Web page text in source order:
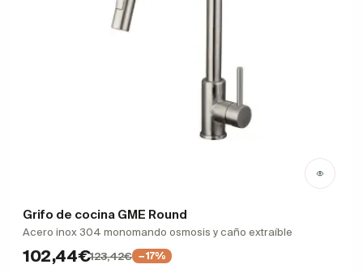
Grifo de cocina GME Round
Acero inox 304 monomando osmosis y caño extraíble
102,44€123,42€ −17%